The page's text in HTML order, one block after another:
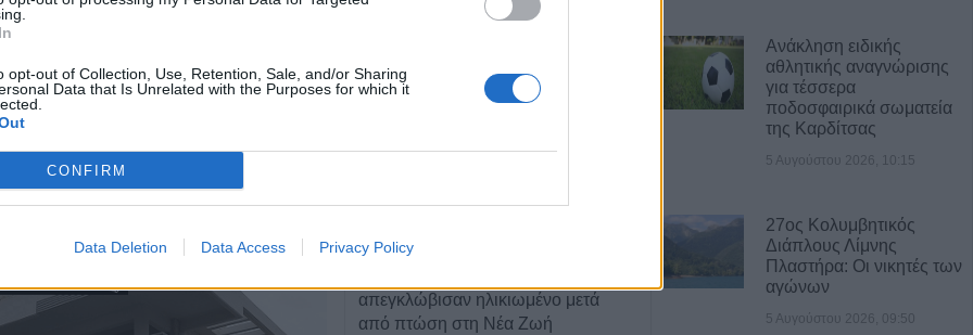
opt-out of Collection, Use, Retention, Sale, and/or Sharing
Data that Is Unrelated with the Purposes for which it
CONFIRM
Data Deletion Data Access Privacy Policy
προστασίας για τον Ιό του Δυτικού
Νείλου στην Δ.Κ. Κυψέλης
νερά του Ευβοϊκού
6 Αυγούστου 2026, 19:32
απεγκλώβισαν ηλικιωμένο μετά
από πτώση στη Νέα Ζωή
Ανάκληση ειδικής
αθλητικής αναγνώρισης
για τέσσερα
ποδοσφαιρικά σωματεία
της Καρδίτσας
5 Αυγούστου 2026, 10:15
27ος Κολυμβητικός
Διάπλους Λίμνης
Πλαστήρα: Οι νικητές των
αγώνων
5 Αυγούστου 2026, 09:50